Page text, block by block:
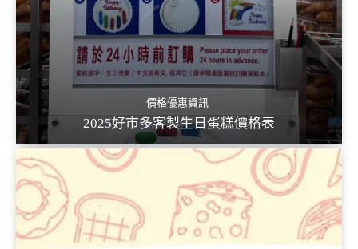
價格優惠資訊
2025好市多客製生日蛋糕價格表